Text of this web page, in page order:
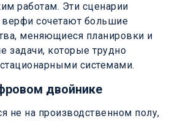
работам. Эти сценарии
сочетают большие
меняющиеся планировки и
задачи, которые трудно
системами.
двойнике
не на производственном полу,